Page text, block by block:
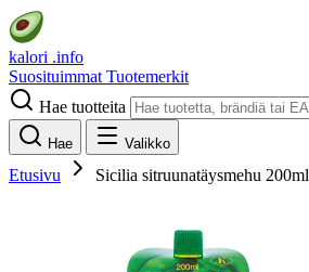
kalori .info
Suosituimmat Tuotemerkit
Hae tuotteita
Hae Valikko
Etusivu Sicilia sitruunatäysmehu 200ml